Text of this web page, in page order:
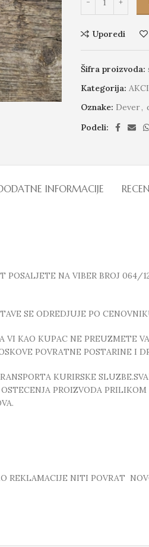
Uporedi
Šifra proizvoda:
Kategorija:
Oznake: Dever,
Podeli:
INFORMACIJE
NA VIBER BROJ
SE ODREDJUJE PO
KAO KUPAC NE PREUZMETE
POVRATNE POSTARINE I
KURIRSKE
PROIZVODA
REKLAMACIJE NITI POVRAT